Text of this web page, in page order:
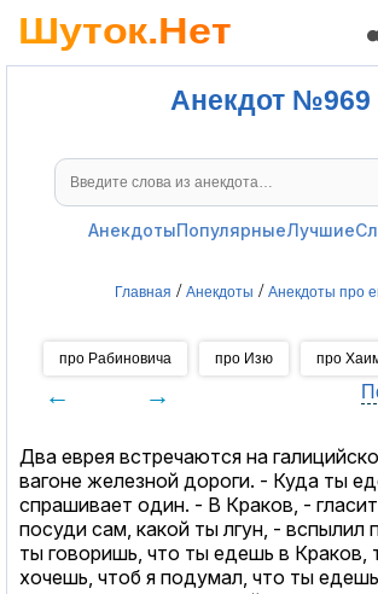
Анекдот №969
Поиск
АнекдотыПопулярныеЛучшие
Главная / Анекдоты / Анекдоты про
про Рабиновича про Изю про
← →
Два еврея встречаются на
вагоне железной дороги. - Куда ты
спрашивает один. - В Краков, -
посуди сам, какой ты лгун, - вспылил
ты говоришь, что ты едешь в Краков,
хочешь, чтоб я подумал, что ты